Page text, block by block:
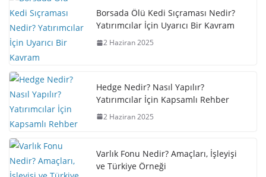
Borsada Ölü Kedi Sıçraması Nedir?
Yatırımcılar İçin Uyarıcı Bir Kavram
2 Haziran 2025
Hedge Nedir? Nasıl Yapılır?
Yatırımcılar İçin Kapsamlı Rehber
2 Haziran 2025
Varlık Fonu Nedir? Amaçları, İşleyişi
ve Türkiye Örneği